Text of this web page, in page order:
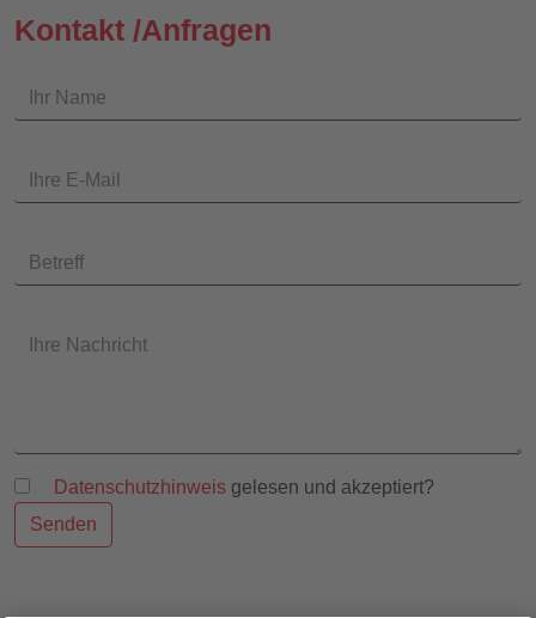
Kontakt /Anfragen
Datenschutzhinweis gelesen und akzeptiert?
Senden